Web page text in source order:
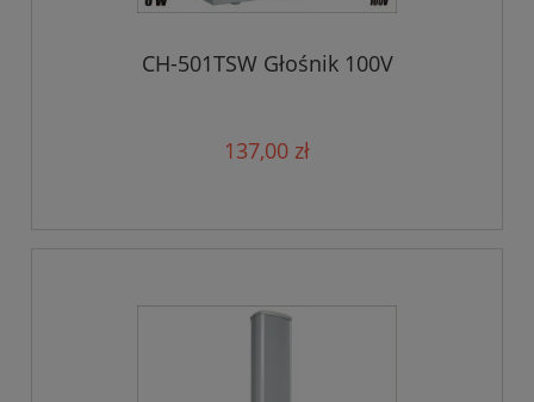
CH-501TSW Głośnik 100V
137,00 zł